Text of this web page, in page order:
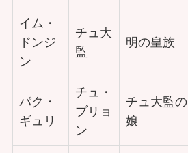
イム・
ドンジ
ン
チュ大
監
明の皇族
パク・
ギュリ
チュ・
ブリョ
ン
チュ大監の
娘